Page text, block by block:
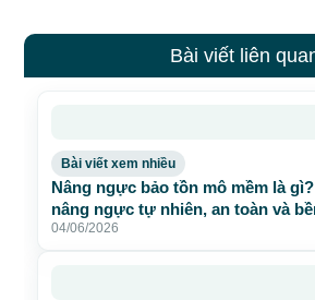
Bài viết liên
Bài viết xem nhiều
Nâng ngực bảo tồn mô mềm là
nâng ngực tự nhiên, an toàn và
04/06/2026